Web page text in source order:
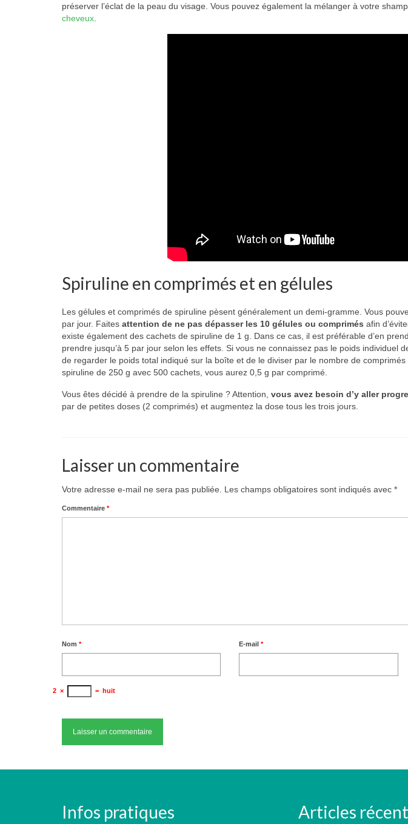
préserver l’éclat de la peau du visage. Vous pouvez également la mélanger à votre
cheveux
Spiruline en comprimés et en gélules
Les gélules et comprimés de spiruline pèsent généralement un demi-gramme. Vous
par jour. Faites attention de ne pas dépasser les 10 gélules ou comprimés afin
existe également des cachets de spiruline de 1 g. Dans ce cas, il est préférable d’en
prendre jusqu’à 5 par jour selon les effets. Si vous ne connaissez pas le poids individuel
de regarder le poids total indiqué sur la boîte et de le diviser par le nombre de
spiruline de 250 g avec 500 cachets, vous aurez 0,5 g par comprimé.
Vous êtes décidé à prendre de la spiruline ? Attention, vous avez besoin d’y aller
par de petites doses (2 comprimés) et augmentez la dose tous les trois jours.
Laisser un commentaire
Votre adresse e-mail ne sera pas publiée. Les champs obligatoires sont indiqués avec *
Commentaire *
Nom * E-mail*
2 × = huit
Infos pratiques Articles